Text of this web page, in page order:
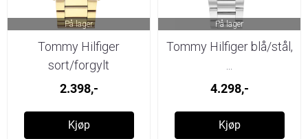
På lager
Tommy Hilfiger
sort/forgylt
2.398,-
Kjøp
På lager
Tommy Hilfiger blå/stål,
...
4.298,-
Kjøp